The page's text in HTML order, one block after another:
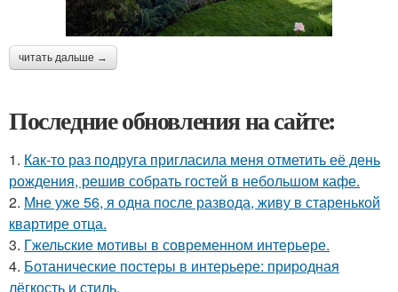
читать дальше →
Последние обновления на сайте:
1. Как-то раз подруга пригласила меня отметить её день
рождения, решив собрать гостей в небольшом кафе.
2. Мне уже 56, я одна после развода, живу в старенькой
квартире отца.
3. Гжельские мотивы в современном интерьере.
4. Ботанические постеры в интерьере: природная
лёгкость и стиль.